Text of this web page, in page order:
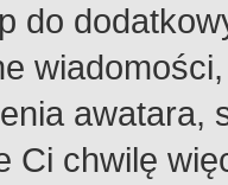
do
Ci chwilę